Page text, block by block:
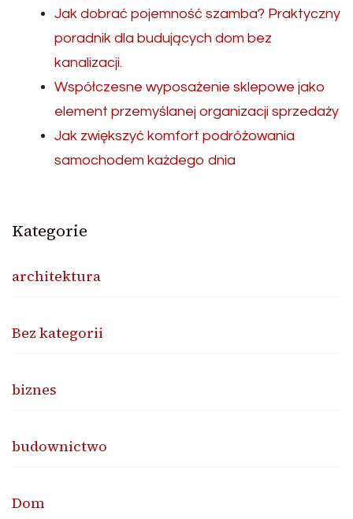
Jak dobrać pojemność szamba? Praktyczny
poradnik dla budujących dom bez
kanalizacji.
Współczesne wyposażenie sklepowe jako
element przemyślanej organizacji sprzedaży
Jak zwiększyć komfort podróżowania
samochodem każdego dnia
Kategorie
architektura
Bez kategorii
biznes
budownictwo
Dom